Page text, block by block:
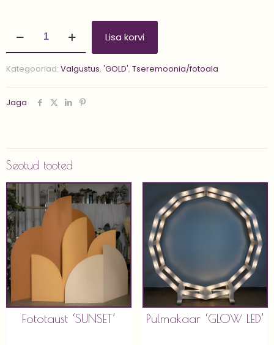
'RICARDA'
kogus
Lisa korvi
Kategooriad: Valgustus, 'GOLD', Tseremoonia/fotoala
Jaga
Seotud tooted
Fototaust ‘SUNSET’ Pulmakaar ‘GLOW LED’